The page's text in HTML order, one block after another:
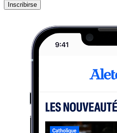
Inscribirse